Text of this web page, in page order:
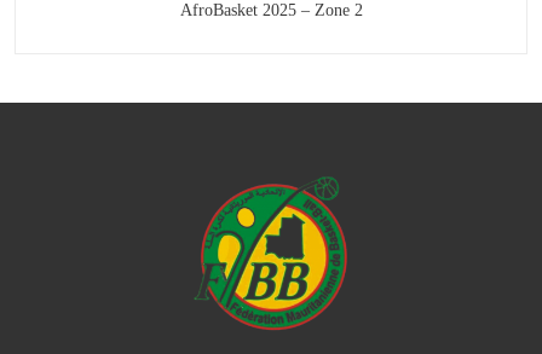
AfroBasket 2025 – Zone 2